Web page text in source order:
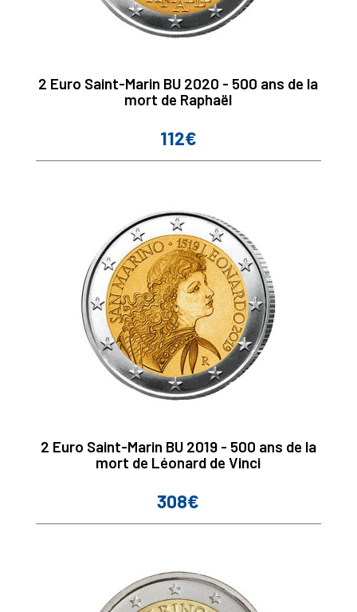
2 Euro Saint-Marin BU 2020 - 500 ans de la
mort de Raphaël
Prix
112€
2 Euro Saint-Marin BU 2019 - 500 ans de la
mort de Léonard de Vinci
Prix
308€